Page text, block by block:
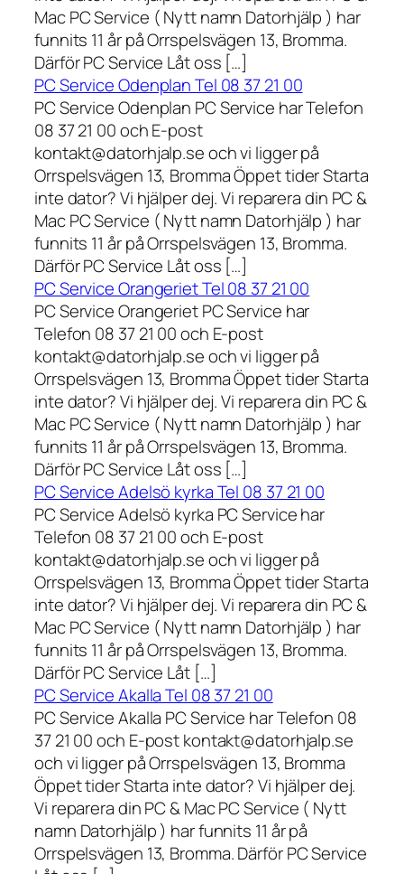
Mac PC Service ( Nytt namn Datorhjälp ) har
funnits 11 år på Orrspelsvägen 13, Bromma.
Därför PC Service Låt oss […]
PC Service Odenplan Tel 08 37 21 00
PC Service Odenplan PC Service har Telefon
08 37 21 00 och E-post
kontakt@datorhjalp.se och vi ligger på
Orrspelsvägen 13, Bromma Öppet tider Starta
inte dator? Vi hjälper dej. Vi reparera din PC &
Mac PC Service ( Nytt namn Datorhjälp ) har
funnits 11 år på Orrspelsvägen 13, Bromma.
Därför PC Service Låt oss […]
PC Service Orangeriet Tel 08 37 21 00
PC Service Orangeriet PC Service har
Telefon 08 37 21 00 och E-post
kontakt@datorhjalp.se och vi ligger på
Orrspelsvägen 13, Bromma Öppet tider Starta
inte dator? Vi hjälper dej. Vi reparera din PC &
Mac PC Service ( Nytt namn Datorhjälp ) har
funnits 11 år på Orrspelsvägen 13, Bromma.
Därför PC Service Låt oss […]
PC Service Adelsö kyrka Tel 08 37 21 00
PC Service Adelsö kyrka PC Service har
Telefon 08 37 21 00 och E-post
kontakt@datorhjalp.se och vi ligger på
Orrspelsvägen 13, Bromma Öppet tider Starta
inte dator? Vi hjälper dej. Vi reparera din PC &
Mac PC Service ( Nytt namn Datorhjälp ) har
funnits 11 år på Orrspelsvägen 13, Bromma.
Därför PC Service Låt […]
PC Service Akalla Tel 08 37 21 00
PC Service Akalla PC Service har Telefon 08
37 21 00 och E-post kontakt@datorhjalp.se
och vi ligger på Orrspelsvägen 13, Bromma
Öppet tider Starta inte dator? Vi hjälper dej.
Vi reparera din PC & Mac PC Service ( Nytt
namn Datorhjälp ) har funnits 11 år på
Orrspelsvägen 13, Bromma. Därför PC Service